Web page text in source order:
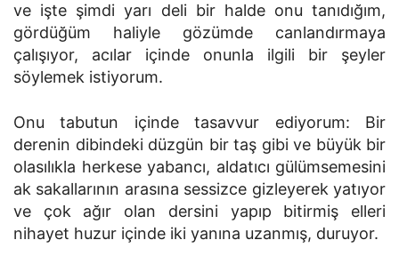
ve işte şimdi yarı deli bir halde onu tanıdığım,
gördüğüm haliyle gözümde canlandırmaya
çalışıyor, acılar içinde onunla ilgili bir şeyler
söylemek istiyorum.
Onu tabutun içinde tasavvur ediyorum: Bir
derenin dibindeki düzgün bir taş gibi ve büyük bir
olasılıkla herkese yabancı, aldatıcı gülümsemesini
ak sakallarının arasına sessizce gizleyerek yatıyor
ve çok ağır olan dersini yapıp bitirmiş elleri
nihayet huzur içinde iki yanına uzanmış, duruyor.